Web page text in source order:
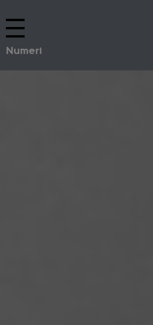
Numeri